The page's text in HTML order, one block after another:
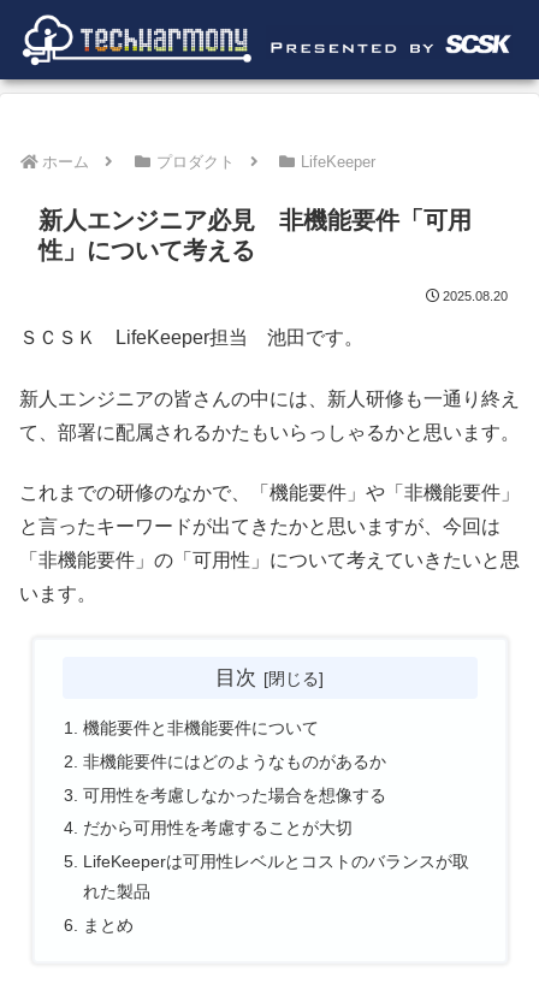
ホーム プロダクト LifeKeeper
新人エンジニア必見 非機能要件「可用
性」について考える
2025.08.20
ＳＣＳＫ LifeKeeper担当 池田です。
新人エンジニアの皆さんの中には、新人研修も一通り終え
て、部署に配属されるかたもいらっしゃるかと思います。
これまでの研修のなかで、「機能要件」や「非機能要件」
と言ったキーワードが出てきたかと思いますが、今回は
「非機能要件」の「可用性」について考えていきたいと思
います。
目次
機能要件と非機能要件について
非機能要件にはどのようなものがあるか
可用性を考慮しなかった場合を想像する
だから可用性を考慮することが大切
LifeKeeperは可用性レベルとコストのバランスが取
れた製品
まとめ